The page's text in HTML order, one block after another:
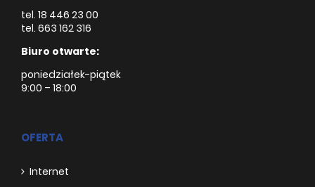
tel. 18 446 23 00
tel. 663 162 316
Biuro otwarte:
poniedziałek-piątek
9:00 – 18:00
OFERTA
Internet